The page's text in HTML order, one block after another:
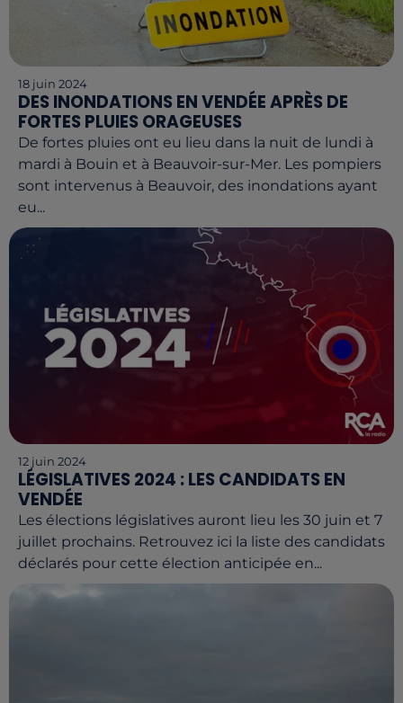
18 juin 2024
DES INONDATIONS EN VENDÉE APRÈS DE
FORTES PLUIES ORAGEUSES
De fortes pluies ont eu lieu dans la nuit de lundi à
mardi à Bouin et à Beauvoir-sur-Mer. Les pompiers
sont intervenus à Beauvoir, des inondations ayant
eu...
12 juin 2024
LÉGISLATIVES 2024 : LES CANDIDATS EN
VENDÉE
Les élections législatives auront lieu les 30 juin et 7
juillet prochains. Retrouvez ici la liste des candidats
déclarés pour cette élection anticipée en...